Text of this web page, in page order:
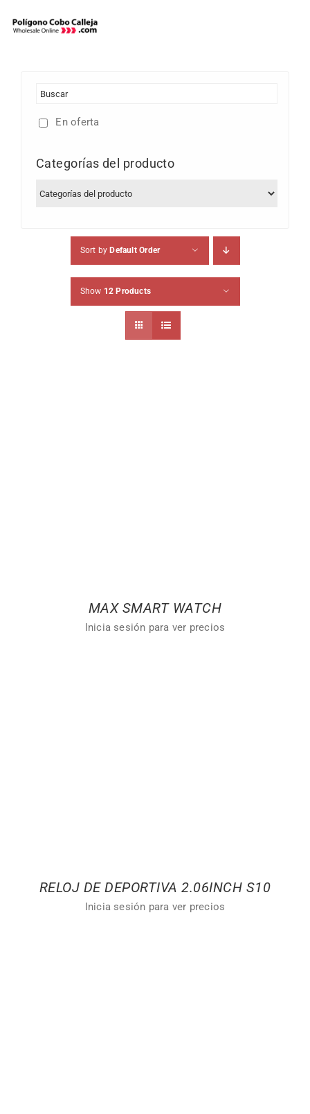
En oferta
Categorías del producto
Sort by Default Order
Show 12 Products
MAX SMART WATCH
Inicia sesión para ver precios
RELOJ DE DEPORTIVA 2.06INCH S10
Inicia sesión para ver precios